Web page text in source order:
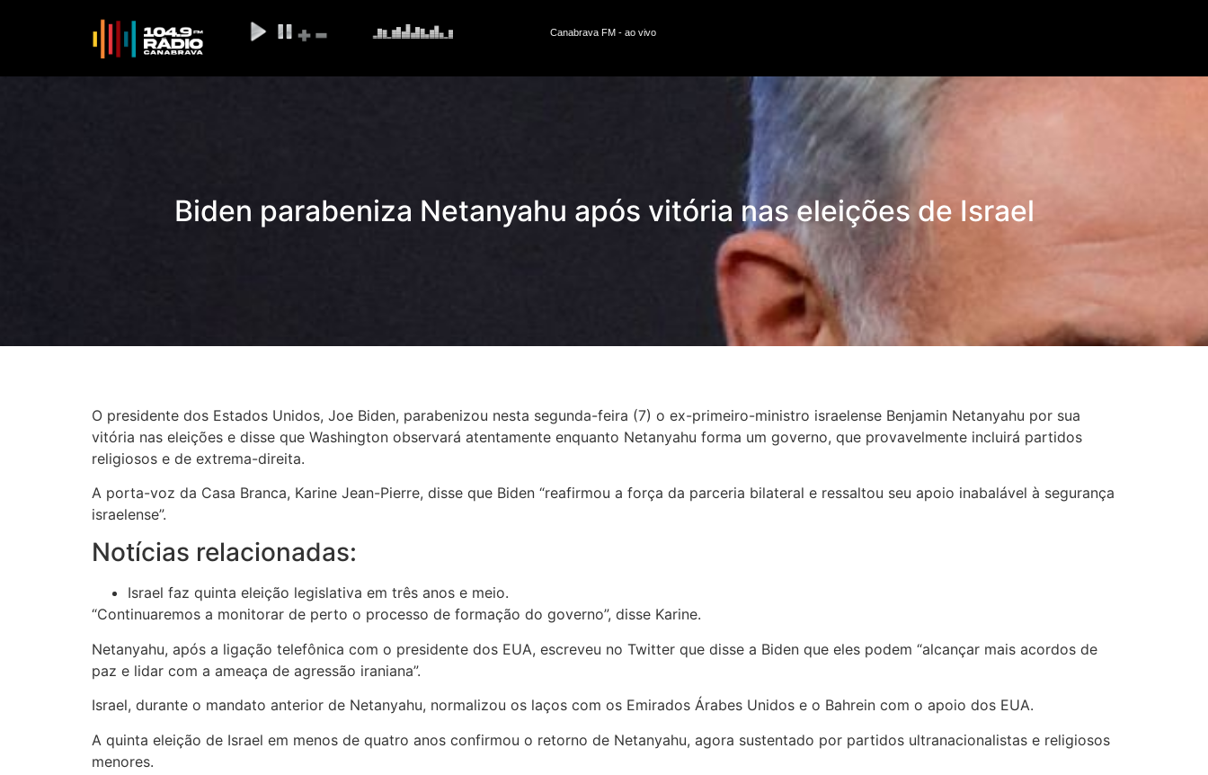
Biden parabeniza Netanyahu após vitória nas eleições de Israel
O presidente dos Estados Unidos, Joe Biden, parabenizou nesta segunda-feira (7) o ex-primeiro-ministro israelense Benjamin Netanyahu por sua
vitória nas eleições e disse que Washington observará atentamente enquanto Netanyahu forma um governo, que provavelmente incluirá partidos
religiosos e de extrema-direita.
A porta-voz da Casa Branca, Karine Jean-Pierre, disse que Biden “reafirmou a força da parceria bilateral e ressaltou seu apoio inabalável à segurança
israelense”.
Notícias relacionadas:
Israel faz quinta eleição legislativa em três anos e meio.
“Continuaremos a monitorar de perto o processo de formação do governo”, disse Karine.
Netanyahu, após a ligação telefônica com o presidente dos EUA, escreveu no Twitter que disse a Biden que eles podem “alcançar mais acordos de
paz e lidar com a ameaça de agressão iraniana”.
Israel, durante o mandato anterior de Netanyahu, normalizou os laços com os Emirados Árabes Unidos e o Bahrein com o apoio dos EUA.
A quinta eleição de Israel em menos de quatro anos confirmou o retorno de Netanyahu, agora sustentado por partidos ultranacionalistas e religiosos
menores.